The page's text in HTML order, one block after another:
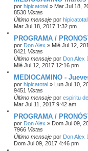
por hipicatotal » Mar Jul 18,
8530 Vistas
Último mensaje por hipicatotal
Mar Jul 18, 2017 1:32 pm
PROGRAMA /
por Don Alex » Mié Jul 12,
8421 Vistas
Último mensaje por Don Alex
Mié Jul 12, 2017 12:16 pm
MEDIOCAMINO -
por hipicatotal » Lun Jul 10,
9451 Vistas
Último mensaje por espiritu
Mar Jul 11, 2017 9:42 am
PROGRAMA /
por Don Alex » Dom Jul 09,
7966 Vistas
Último mensaje por Don Alex
Dom Jul 09, 2017 4:46 pm